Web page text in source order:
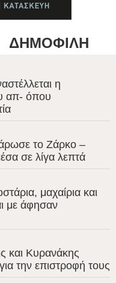
ΔΗΜΟΦΙΛΗ
η
απ- όπου
το Ζάρκο –
σε λίγα λεπτά
μαχαίρια και
με άφησαν
και Κυρανάκης
την επιστροφή τους